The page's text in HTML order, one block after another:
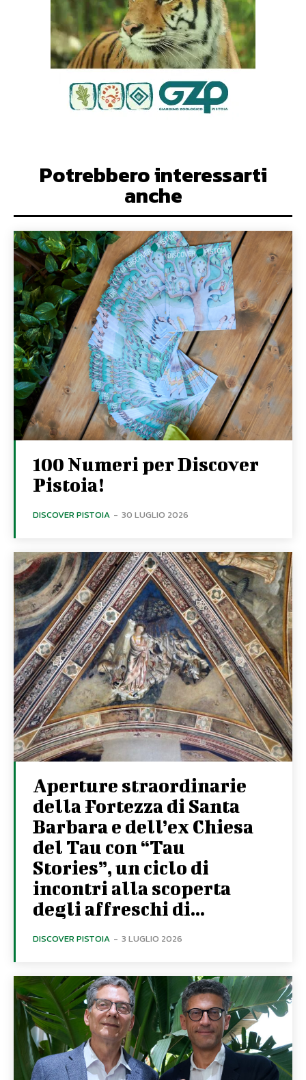
Potrebbero interessarti
anche
100 Numeri per Discover
Pistoia!
DISCOVER PISTOIA - 30 LUGLIO 2026
Aperture straordinarie
della Fortezza di Santa
Barbara e dell’ex Chiesa
del Tau con “Tau
Stories”, un ciclo di
incontri alla scoperta
degli affreschi di...
DISCOVER PISTOIA - 3 LUGLIO 2026